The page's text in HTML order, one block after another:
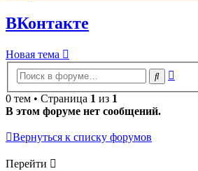
ВКонтакте
Новая тема
Поиск
0 тем • Страница 1 из 1
В этом форуме нет сообщений.
Вернуться к списку форумов
Перейти